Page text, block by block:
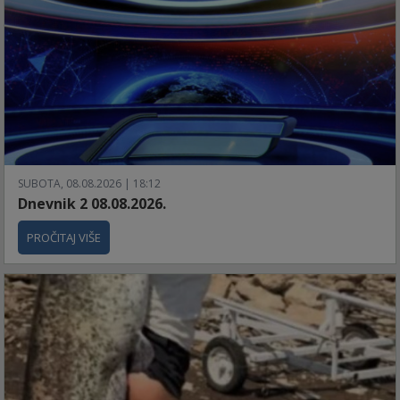
SUBOTA, 08.08.2026 | 18:12
Dnevnik 2 08.08.2026.
PROČITAJ VIŠE